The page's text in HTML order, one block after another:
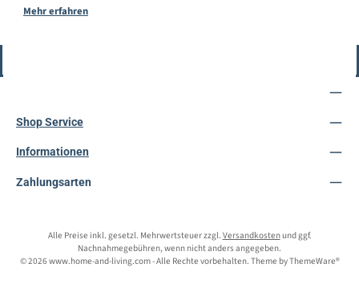
Mehr erfahren
Shop Service
Informationen
Zahlungsarten
Alle Preise inkl. gesetzl. Mehrwertsteuer zzgl. Versandkostenund ggf.
Nachnahmegebühren, wenn nicht anders angegeben.
© 2026 www.home-and-living.com - Alle Rechte vorbehalten. Theme byThemeWare®